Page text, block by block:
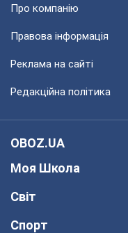
Про компанію
Правова інформація
Реклама на сайті
Редакційна політика
OBOZ.UA
Моя Школа
Світ
Спорт